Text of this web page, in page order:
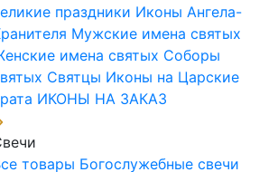
праздники Иконы Ангела-
Мужские имена святых
имена святых Соборы
Святцы Иконы на Царские
ИКОНЫ НА ЗАКАЗ
товары Богослужебные свечи